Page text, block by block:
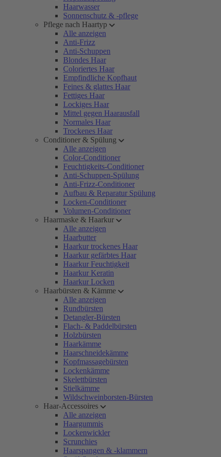
Haarwasser
Sonnenschutz & -pflege
Pflege nach Haartyp
Alle anzeigen
Anti-Frizz
Anti-Schuppen
Blondes Haar
Coloriertes Haar
Empfindliche Kopfhaut
Feines & glattes Haar
Fettiges Haar
Lockiges Haar
Mittel gegen Haarausfall
Normales Haar
Trockenes Haar
Conditioner & Spülung
Alle anzeigen
Color-Conditioner
Feuchtigkeits-Conditioner
Anti-Schuppen-Spülung
Anti-Frizz-Conditioner
Aufbau & Reparatur Spülung
Locken-Conditioner
Volumen-Conditioner
Haarmaske & Haarkur
Alle anzeigen
Haarbutter
Haarkur trockenes Haar
Haarkur gefärbtes Haar
Haarkur Feuchtigkeit
Haarkur Keratin
Haarkur Locken
Haarbürsten & Kämme
Alle anzeigen
Rundbürsten
Detangler-Bürsten
Flach- & Paddelbürsten
Holzbürsten
Haarkämme
Haarschneidekämme
Kopfmassagebürsten
Lockenkämme
Skelettbürsten
Stielkämme
Wildschweinborsten-Bürsten
Haar-Accessoires
Alle anzeigen
Haargummis
Lockenwickler
Scrunchies
Haarspangen & -klammern